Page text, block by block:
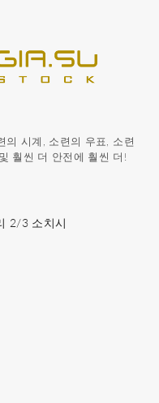
의 시계, 소련의 우표, 소련
훨씬 더 안전에 훨씬 더!
2/3 소치시